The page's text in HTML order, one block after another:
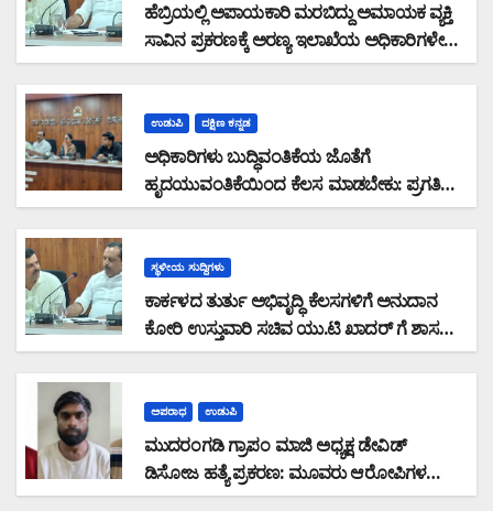
ಹೆಬ್ರಿಯಲ್ಲಿ ಅಪಾಯಕಾರಿ ಮರಬಿದ್ದು ಅಮಾಯಕ ವ್ಯಕ್ತಿ
ಸಾವಿನ ಪ್ರಕರಣಕ್ಕೆ ಅರಣ್ಯ ಇಲಾಖೆಯ ಅಧಿಕಾರಿಗಳೇ
ನೇರ ಹೊಣೆ: ಅವರ ವಿರುದ್ಧವೇ FIR ದಾಖಲಿಸಬೇಕು:
ಕುಮಾರ್ ಆಕ್ರೋಶ
ಉಡುಪಿ ದಕ್ಷಿಣ ಕನ್ನಡ
ಅಧಿಕಾರಿಗಳು ಬುದ್ಧಿವಂತಿಕೆಯ ಜೊತೆಗೆ
ಹೃದಯುವಂತಿಕೆಯಿಂದ ಕೆಲಸ ಮಾಡಬೇಕು: ಪ್ರಗತಿ
ಪರಿಶೀಲನಾ ಸಭೆಯಲ್ಲಿ ಅಧಿಕಾರಿಗಳಿಗೆ ಆರೋಗ್ಯ
ಸ್ಥಳೀಯ ಸುದ್ದಿಗಳು
ಕಾರ್ಕಳದ ತುರ್ತು ಅಭಿವೃದ್ಧಿ ಕೆಲಸಗಳಿಗೆ ಅನುದಾನ
ಕೋರಿ ಉಸ್ತುವಾರಿ ಸಚಿವ ಯು.ಟಿ ಖಾದರ್ ಗೆ ಶಾಸಕ
ಸುನಿಲ್‌ ಕುಮಾರ್‌ ಮನವಿ
ಅಪರಾಧ ಉಡುಪಿ
ಮುದರಂಗಡಿ ಗ್ರಾಪಂ ಮಾಜಿ ಅಧ್ಯಕ್ಷ ಡೇವಿಡ್
ಡಿಸೋಜ ಹತ್ಯೆ ಪ್ರಕರಣ: ಮೂವರು ಆರೋಪಿಗಳ
ಬಂಧನ